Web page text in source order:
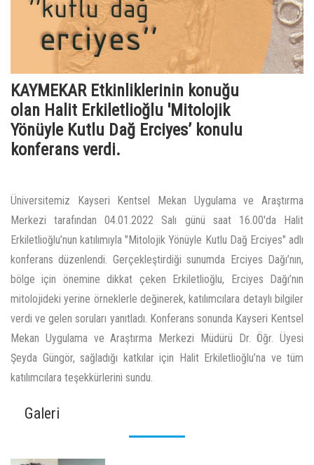
KAYMEKAR Etkinliklerinin konuğu
olan Halit Erkiletlioğlu 'Mitolojik
Yönüyle Kutlu Dağ Erciyes’ konulu
konferans verdi.
Üniversitemiz Kayseri Kentsel Mekan Uygulama ve Araştırma
Merkezi tarafından 04.01.2022 Salı günü saat 16.00'da Halit
Erkiletlioğlu’nun katılımıyla "Mitolojik Yönüyle Kutlu Dağ Erciyes" adlı
konferans düzenlendi. Gerçekleştirdiği sunumda Erciyes Dağı’nın,
bölge için önemine dikkat çeken Erkiletlioğlu, Erciyes Dağı’nın
mitolojideki yerine örneklerle değinerek, katılımcılara detaylı bilgiler
verdi ve gelen soruları yanıtladı. Konferans sonunda Kayseri Kentsel
Mekan Uygulama ve Araştırma Merkezi Müdürü Dr. Öğr. Üyesi
Şeyda Güngör, sağladığı katkılar için Halit Erkiletlioğlu’na ve tüm
katılımcılara teşekkürlerini sundu.
Galeri